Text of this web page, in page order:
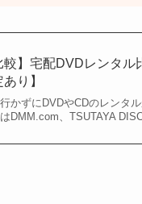
較】宅配DVDレンタ
り】
かずにDVDやCDのレンタ
DMM.com、TSUTAYA